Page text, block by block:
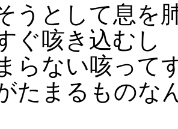
うとして息を
ぐ咳き込むし
らない咳って
たまるものな